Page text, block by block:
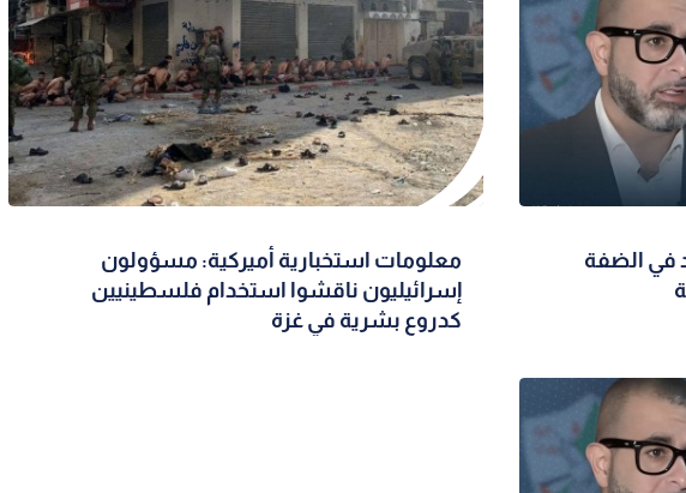
في الضفة
معلومات استخبارية أميركية: مسؤولون
إسرائيليون ناقشوا استخدام فلسطينيين
كدروع بشرية في غزة